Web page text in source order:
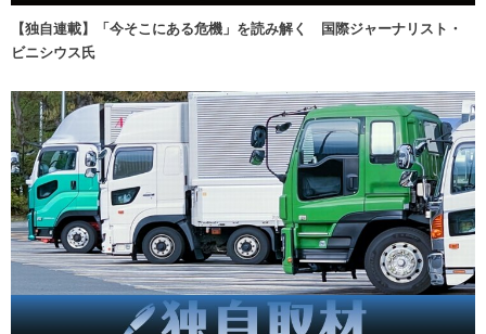
【独自連載】「今そこにある危機」を読み解く 国際ジャーナリスト・
ビニシウス氏